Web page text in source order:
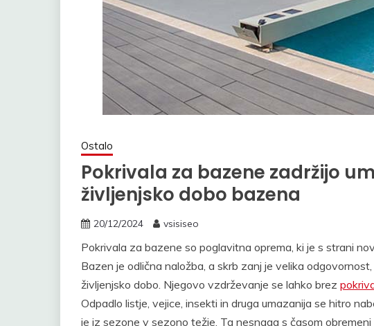
Ostalo
Pokrivala za bazene zadržijo
življenjsko dobo bazena
20/12/2024 vsisiseo
Pokrivala za bazene so poglavitna oprema, ki je s strani
Bazen je odlična naložba, a skrb zanj je velika
življenjsko dobo. Njegovo vzdrževanje se lahko brez
Odpadlo listje, vejice, insekti in druga umazanija se hitro
je iz sezone v sezono težje. Ta nesnaga s časom